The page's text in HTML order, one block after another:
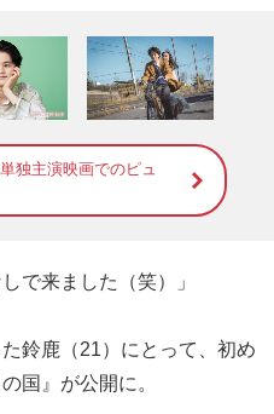
独主演映画でのピュ
で来ました（笑）」
鈴鹿（21）にとって、初め
国』が公開に。